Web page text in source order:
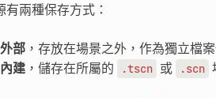
有兩種保存方式：
外部，存放在場景之外，作為獨立檔
內建，儲存在所屬的 .tscn 或 .scn